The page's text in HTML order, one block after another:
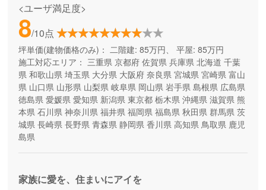
<ユーザ満足度>
8/10点
坪単価(建物価格のみ)： 二階建: 85万円、 平屋: 85万円
施工対応エリア： 三重県 京都府 佐賀県 兵庫県 北海道 千葉
県 和歌山県 埼玉県 大分県 大阪府 奈良県 宮城県 宮崎県 富山
県 山口県 山形県 山梨県 岐阜県 岡山県 岩手県 島根県 広島県
徳島県 愛媛県 愛知県 新潟県 東京都 栃木県 沖縄県 滋賀県 熊
本県 石川県 神奈川県 福井県 福岡県 福島県 秋田県 群馬県 茨
城県 長崎県 長野県 青森県 静岡県 香川県 高知県 鳥取県 鹿児
島県
家族に愛を、住まいにアイを